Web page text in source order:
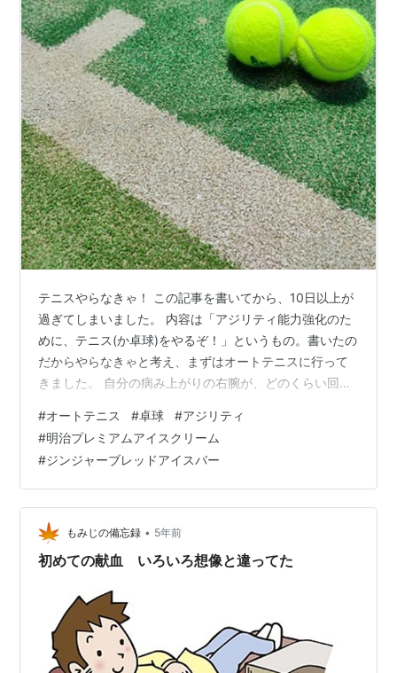
テニスやらなきゃ！ この記事を書いてから、10日以上が
過ぎてしまいました。 内容は「アジリティ能力強化のた
めに、テニス(か卓球)をやるぞ！」というもの。書いたの
だからやらなきゃと考え、まずはオートテニスに行って
きました。 自分の病み上がりの右腕が、どのくらい回復
ルフ(打ちっ放し)ができたのだから、大丈夫そうな気はし
ますが、どうでしょう？ あと、ヒッティングパートナー
をやってもらう予定の弟ザルの実力も確かめたい。彼は
中学テニス部だけど軟式なので、硬式がどのくらい打て
るかわからないからです。 なぜか、奥さんも着いてきま
した。奥さんが一番やる気満々で…
#オートテニス #卓球 #アジリティ
#明治プレミアムアイスクリーム
#ジンジャーブレッドアイスバー
もみじの備忘録 • 5年前
初めての献血 いろいろ想像と違ってた